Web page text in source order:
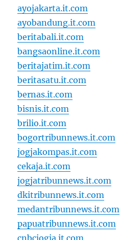
ayojakarta.it.com
ayobandung.it.com
beritabali.it.com
bangsaonline.it.com
beritajatim.it.com
beritasatu.it.com
bernas.it.com
bisnis.it.com
brilio.it.com
bogortribunnews.it.com
jogjakompas.it.com
cekaja.it.com
jogjatribunnews.it.com
dkitribunnews.it.com
medantribunnews.it.com
papuatribunnews.it.com